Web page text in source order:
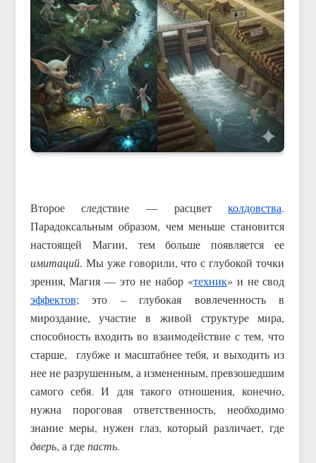
Второе следствие — расцветколдовства.
Парадоксальным образом, чем меньше становится
настоящей Магии, тем больше появляется ее
имитаций. Мы уже говорили, что с глубокой точки
зрения, Магия — это не набор «техник» и не свод
эффектов; это – глубокая вовлеченность в
мироздание, участие в живой структуре мира,
способность входить во взаимодействие с тем, что
старше, глубже и масштабнее тебя, и выходить из
нее не разрушенным, а измененным, превзошедшим
самого себя. И для такого отношения, конечно,
нужна пороговая ответственность, необходимо
знание меры, нужен глаз, который различает, где
дверь, а гдепасть.